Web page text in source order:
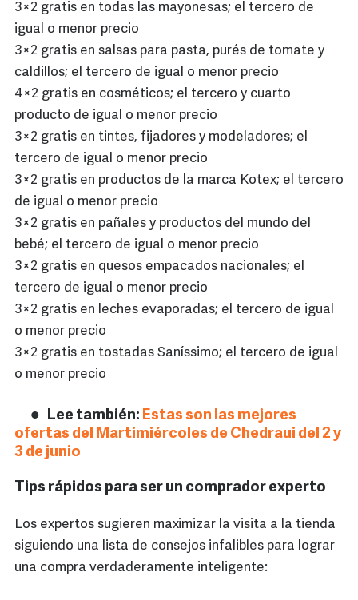
3×2 gratis en todas las mayonesas; el tercero de
igual o menor precio
3×2 gratis en salsas para pasta, purés de tomate y
caldillos; el tercero de igual o menor precio
4×2 gratis en cosméticos; el tercero y cuarto
producto de igual o menor precio
3×2 gratis en tintes, fijadores y modeladores; el
tercero de igual o menor precio
3×2 gratis en productos de la marca Kotex; el tercero
de igual o menor precio
3×2 gratis en pañales y productos del mundo del
bebé; el tercero de igual o menor precio
3×2 gratis en quesos empacados nacionales; el
tercero de igual o menor precio
3×2 gratis en leches evaporadas; el tercero de igual
o menor precio
3×2 gratis en tostadas Saníssimo; el tercero de igual
o menor precio
Lee también: Estas son las mejores
ofertas del Martimiércoles de Chedraui del 2 y
3 de junio
Tips rápidos para ser un comprador experto
Los expertos sugieren maximizar la visita a la tienda
siguiendo una lista de consejos infalibles para lograr
una compra verdaderamente inteligente: